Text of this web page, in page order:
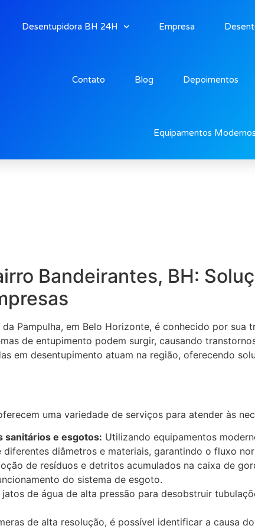
Desentupidora BH 24H Empresa
Contato Blog Depoimentos
Equipamentos Modernos
Bandeirantes
Bandeirantes, BH:
Pampulha, em Belo Horizonte, é conhecido por sua
de entupimento podem surgir, causando
em desentupimento atuam na região, oferecendo
uma variedade de serviços para atender às
sanitários e esgotos: Utilizando equipamentos
diâmetros e materiais, garantindo o fluxo
de resíduos e detritos acumulados na caixa de
do sistema de esgoto.
de água de alta pressão para desobstruir
de alta resolução, é possível identificar a causa